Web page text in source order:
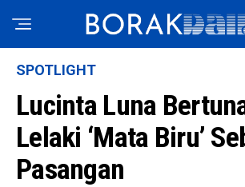
SPOTLIGHT
Lucinta Luna
Lelaki ‘Mata Biru’
Pasangan